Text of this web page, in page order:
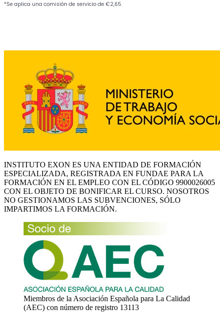
INSTITUTO EXON ES UNA ENTIDAD DE FORMACIÓN
ESPECIALIZADA, REGISTRADA EN FUNDAE PARA LA
FORMACIÓN EN EL EMPLEO CON EL CÓDIGO 9900026005
CON EL OBJETO DE BONIFICAR EL CURSO. NOSOTROS
NO GESTIONAMOS LAS SUBVENCIONES, SÓLO
IMPARTIMOS LA FORMACIÓN.
Miembros de la Asociación Española para La Calidad
(AEC) con número de registro 13113